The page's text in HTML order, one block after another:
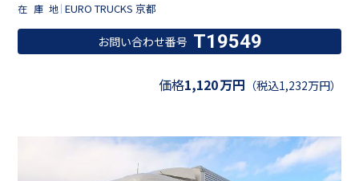
在庫地 EURO TRUCKS 京都
お問い合わせ番号 T19549
価格1,120万円 （税込1,232万円）